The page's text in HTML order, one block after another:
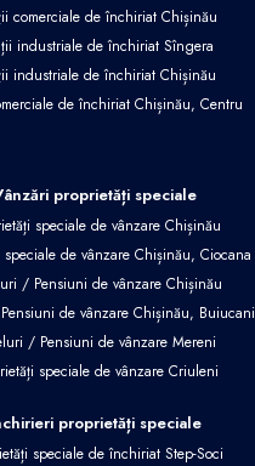
comerciale de închiriat Chișinău
industriale de închiriat Sîngera
industriale de închiriat Chișinău
de închiriat Chișinău, Centru
proprietăți speciale
speciale de vânzare Chișinău
speciale de vânzare Chișinău, Ciocana
/ Pensiuni de vânzare Chișinău
de vânzare Chișinău, Buiucani
/ Pensiuni de vânzare Mereni
speciale de vânzare Criuleni
proprietăți speciale
speciale de închiriat Step-Soci